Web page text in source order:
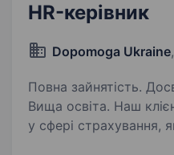
HR-керівник
Dopomoga Ukraine
Повна зайнятість.
Вища освіта. Наш клієнт — стабільна компанія
у сфері страхування,